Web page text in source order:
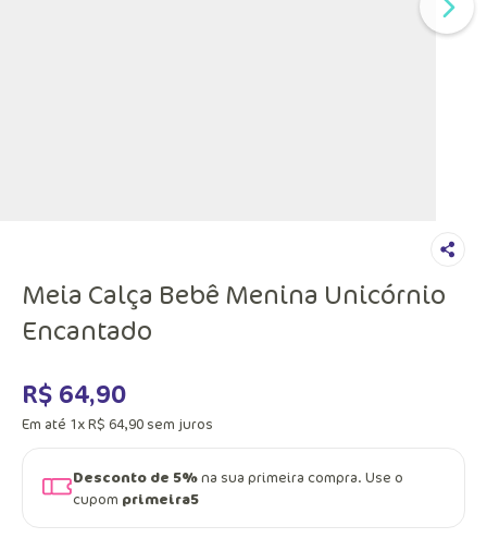
Meia Calça Bebê Menina Unicórnio
Encantado
R$ 64,90
Em até 1xR$ 64,90 sem juros
Desconto de 5%na sua primeira compra. Use o
cupom primeira5